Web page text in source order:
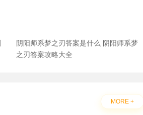
阴阳师系梦之刃答案是什么 阴阳师系梦
之刃答案攻略大全
MORE +